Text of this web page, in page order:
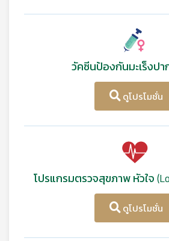
วัคซีนป้องกันมะเร็งป
ดูโปรโมชั่น
โปรแกรมตรวจสุขภาพ หัวใจ
ดูโปรโมชั่น